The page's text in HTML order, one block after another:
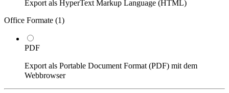
Export als HyperText Markup Language (HTML)
Office Formate (1)
PDF
Export als Portable Document Format (PDF) mit dem
Webbrowser